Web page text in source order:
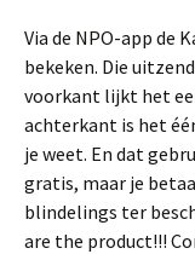
Via de NPO-app de
bekeken. Die
voorkant lijkt het
achterkant is het
je weet. En dat
gratis, maar je
blindelings ter
are the product!!!